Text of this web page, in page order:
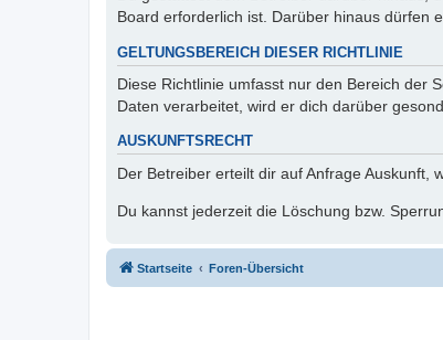
Board erforderlich ist. Darüber hinaus dürfen
GELTUNGSBEREICH DIESER RICHTLINIE
Diese Richtlinie umfasst nur den Bereich der
Daten verarbeitet, wird er dich darüber
AUSKUNFTSRECHT
Der Betreiber erteilt dir auf Anfrage Auskunft,
Du kannst jederzeit die Löschung bzw.
Startseite Foren-Übersicht